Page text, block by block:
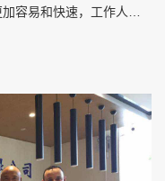
容易和快速，工作人员